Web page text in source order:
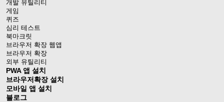
개발 유틸리티
게임
퀴즈
심리 테스트
북마크릿
브라우저 확장 웹앱
브라우저 확장
외부 유틸리티
PWA 앱 설치
브라우저확장 설치
모바일 앱 설치
블로그